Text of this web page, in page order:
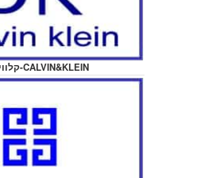
קלווין קליין-CALVIN&KLEIN